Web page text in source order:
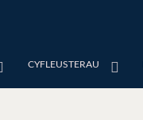
CYFLEUSTERAU